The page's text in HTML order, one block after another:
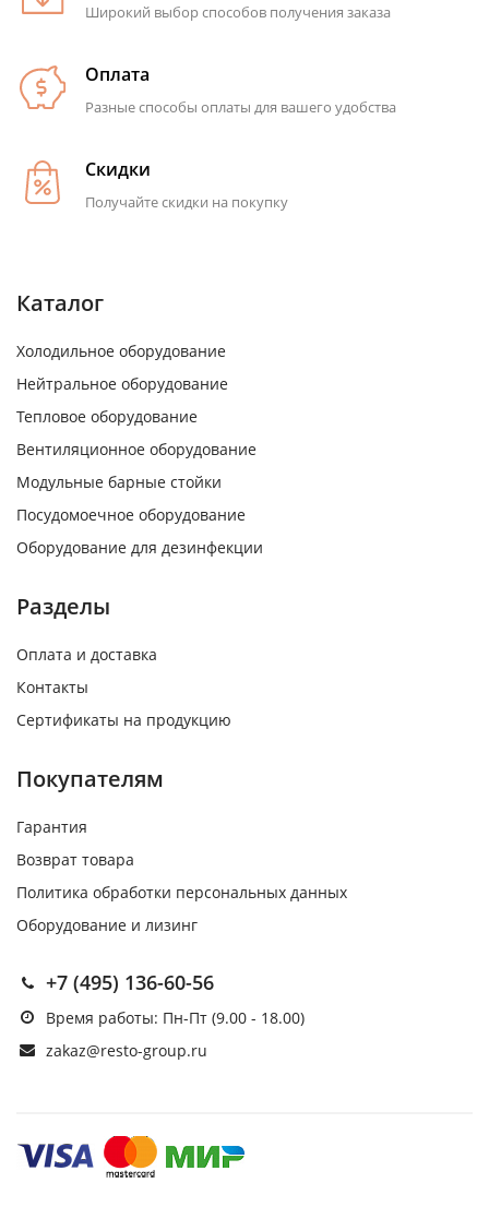
Широкий выбор способов получения заказа
Оплата
Разные способы оплаты для вашего удобства
Скидки
Получайте скидки на покупку
Каталог
Холодильное оборудование
Нейтральное оборудование
Тепловое оборудование
Вентиляционное оборудование
Модульные барные стойки
Посудомоечное оборудование
Оборудование для дезинфекции
Разделы
Оплата и доставка
Контакты
Сертификаты на продукцию
Покупателям
Гарантия
Возврат товара
Политика обработки персональных данных
Оборудование и лизинг
+7 (495) 136-60-56
Время работы: Пн-Пт (9.00 - 18.00)
zakaz@resto-group.ru